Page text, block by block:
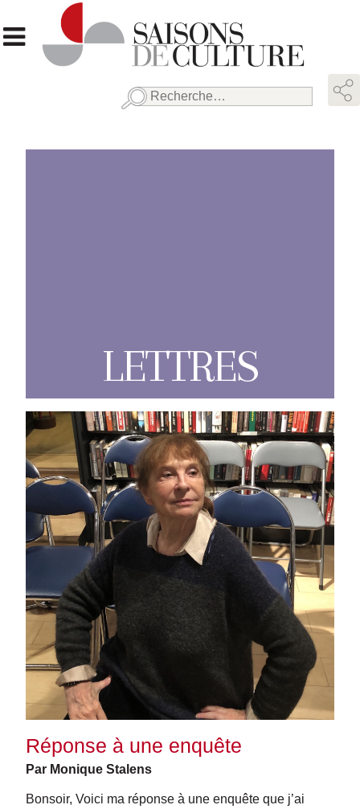
Rechercher :
LETTRES
Réponse à une enquête
Par Monique Stalens
Bonsoir, Voici ma réponse à une enquête que j’ai